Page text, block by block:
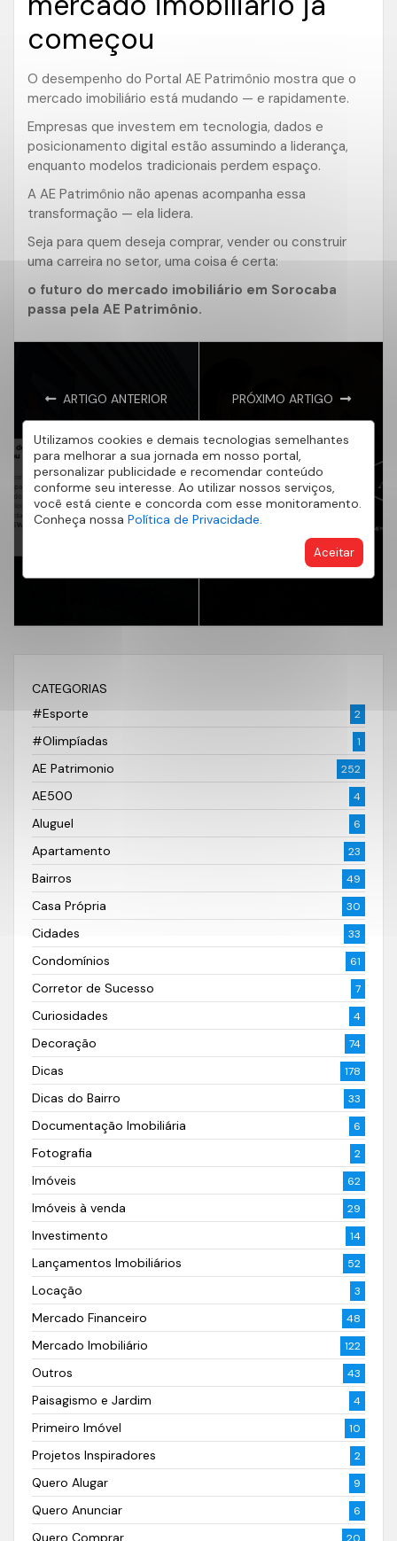
Utilizamos cookies e demais tecnologias semelhantes
para melhorar a sua jornada em nosso portal,
personalizar publicidade e recomendar conteúdo
conforme seu interesse. Ao utilizar nossos serviços,
você está ciente e concorda com esse monitoramento.
Conheça nossa Política de Privacidade.
Aceitar
começou
O desempenho do Portal AE Patrimônio mostra que o
mercado imobiliário está mudando — e rapidamente.
Empresas que investem em tecnologia, dados e
posicionamento digital estão assumindo a liderança,
enquanto modelos tradicionais perdem espaço.
A AE Patrimônio não apenas acompanha essa
transformação — ela lidera.
Seja para quem deseja comprar, vender ou construir
uma carreira no setor, uma coisa é certa:
o futuro do mercado imobiliário em Sorocaba
passa pela AE Patrimônio.
ARTIGO ANTERIOR
Desmistificando o
FGTS: O guia
definitivo para usar
seu saldo na entrada
ou redução das
PRÓXIMO ARTIGO
O Maior Legado da
Família: Como a AE
Patrimônio ajuda a
conquista do imóvel
próprio e ressignifica
a segurança no Mês
dos Pais
CATEGORIAS
#Esporte
2
#Olimpíadas 1
AE Patrimonio 252
AE500 4
Aluguel 6
Apartamento 23
Bairros 49
Casa Própria 30
Cidades 33
Condomínios 61
Corretor de Sucesso 7
Curiosidades 4
Decoração 74
Dicas 178
Dicas do Bairro 33
Documentação Imobiliária 6
Fotografia 2
Imóveis 62
Imóveis à venda 29
Investimento 14
Lançamentos Imobiliários 52
Locação 3
Mercado Financeiro 48
Mercado Imobiliário 122
Outros 43
Paisagismo e Jardim 4
Primeiro Imóvel 10
Projetos Inspiradores 2
Quero Alugar 9
Quero Anunciar 6
Quero Comprar